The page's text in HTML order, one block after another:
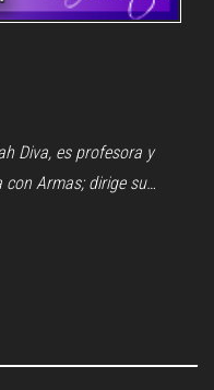
Diva, es profesora y
con Armas; dirige su…